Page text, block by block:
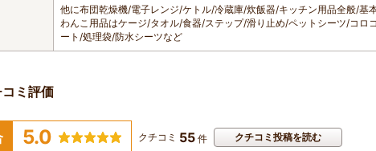
他に布団乾燥機/電子レンジ/ケトル/冷蔵庫/炊飯器/キッチン用品全般/基
わんこ用品はケージ/タオル/食器/ステップ/滑り止め/ペットシーツ/コロ
ート/処理袋/防水シーツなど
ミ評価
5.0 クチコミ 55 件 クチコミ投稿を読む